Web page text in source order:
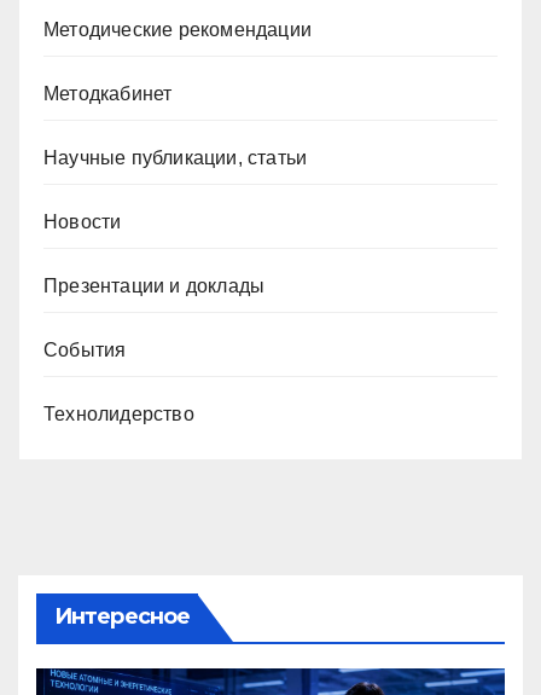
Методические рекомендации
Методкабинет
Научные публикации, статьи
Новости
Презентации и доклады
События
Технолидерство
Интересное